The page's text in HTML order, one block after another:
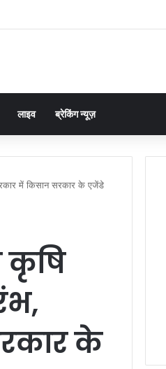
ने उठाए निर्माण की गुणवत्ता पर सवाल
लाइव ब्रेकिंग न्यूज़
में किसान सरकार के एजेंडे
कृषि
के